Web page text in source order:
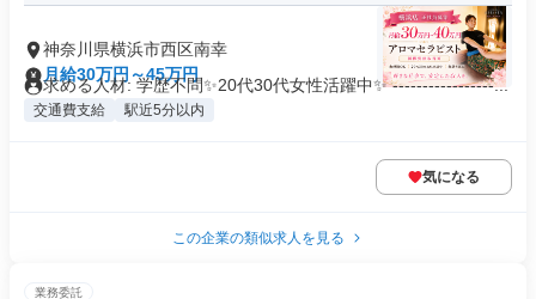
神奈川県横浜市西区南幸
月給30万円～45万円
求める人材: 学歴不問✨20代30代女性活躍中✨ -----------------...
交通費支給 駅近5分以内
気になる
この企業の類似求人を見る
業務委託